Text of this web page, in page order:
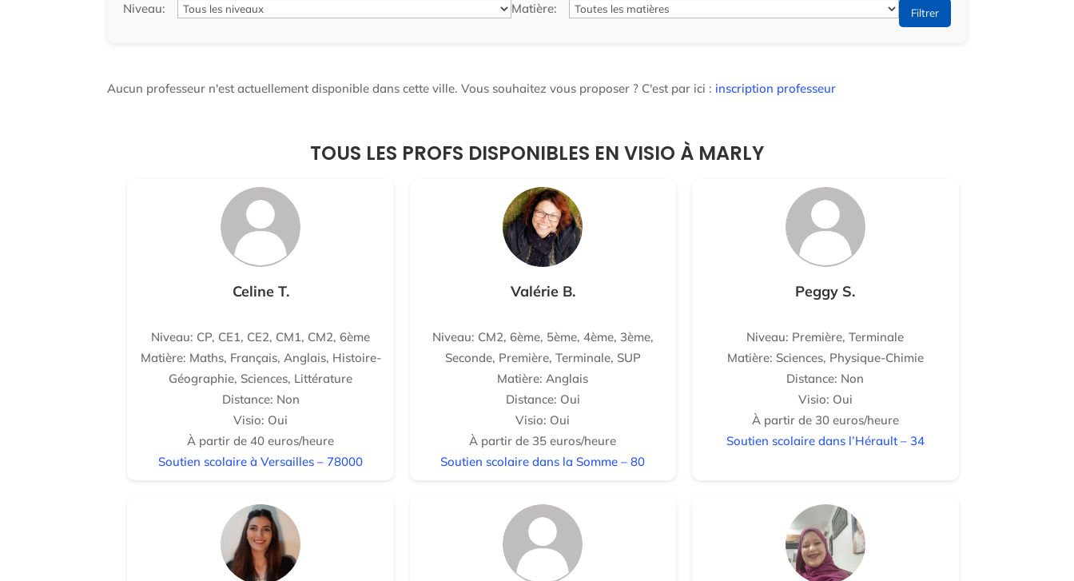
Niveau: Matière: Filtrer
Aucun professeur n'est actuellement disponible dans cette ville. Vous souhaitez vous proposer ? C'est par ici : inscription professeur
TOUS LES PROFS DISPONIBLES EN VISIO À MARLY
Celine T.
Niveau: CP, CE1, CE2, CM1, CM2, 6ème
Matière: Maths, Français, Anglais, Histoire-
Géographie, Sciences, Littérature
Distance: Non
Visio: Oui
À partir de 40 euros/heure
Soutien scolaire à Versailles – 78000
Valérie B.
Niveau: CM2, 6ème, 5ème, 4ème, 3ème,
Seconde, Première, Terminale, SUP
Matière: Anglais
Distance: Oui
Visio: Oui
À partir de 35 euros/heure
Soutien scolaire dans la Somme – 80
Peggy S.
Niveau: Première, Terminale
Matière: Sciences, Physique-Chimie
Distance: Non
Visio: Oui
À partir de 30 euros/heure
Soutien scolaire dans l’Hérault – 34